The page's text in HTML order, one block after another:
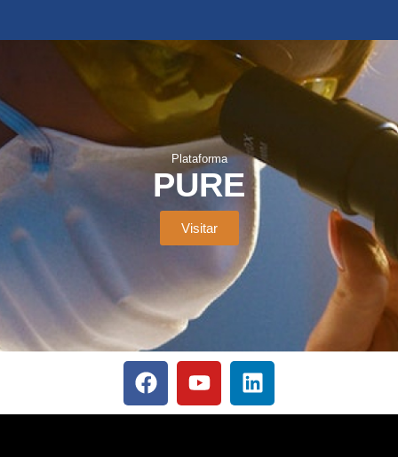
Plataforma
PURE
Visitar